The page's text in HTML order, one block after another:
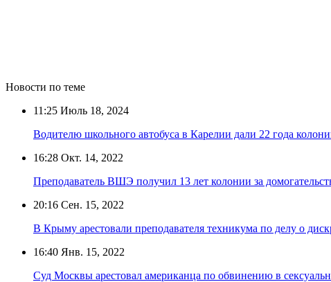
Новости по теме
11:25 Июль 18, 2024
Водителю школьного автобуса в Карелии дали 22 года
16:28 Окт. 14, 2022
Преподаватель ВШЭ получил 13 лет колонии за
20:16 Сен. 15, 2022
В Крыму арестовали преподавателя техникума по делу о
16:40 Янв. 15, 2022
Суд Москвы арестовал американца по обвинению в